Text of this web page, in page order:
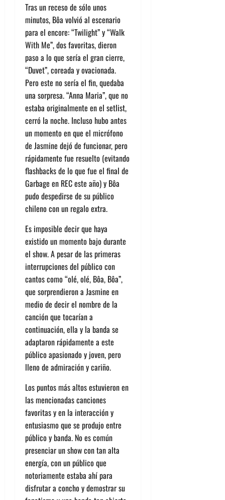
Tras un receso de sólo unos
minutos, Bôa volvió al escenario
para el encore: “Twilight” y “Walk
With Me”, dos favoritas, dieron
paso a lo que sería el gran cierre,
“Duvet”, coreada y ovacionada.
Pero este no sería el fin, quedaba
una sorpresa. “Anna Maria”, que no
estaba originalmente en el setlist,
cerró la noche. Incluso hubo antes
un momento en que el micrófono
de Jasmine dejó de funcionar, pero
rápidamente fue resuelto (evitando
flashbacks de lo que fue el final de
Garbage en REC este año) y Bôa
pudo despedirse de su público
chileno con un regalo extra.
Es imposible decir que haya
existido un momento bajo durante
el show. A pesar de las primeras
interrupcionesdel público con
cantos como “olé, olé, Bôa, Bôa”,
que sorprendieron a Jasmine en
medio de decir el nombre de la
canción que tocarían a
continuación, ella y la banda se
adaptaron rápidamente a este
público apasionado y joven, pero
lleno de admiración y cariño.
Los puntos más altos estuvieron en
las mencionadas canciones
favoritas y en la interacción y
entusiasmo que se produjo entre
público y banda. No es común
presenciar un show con tan alta
energía, con un público que
notoriamente estaba ahí para
disfrutar a concho y demostrar su